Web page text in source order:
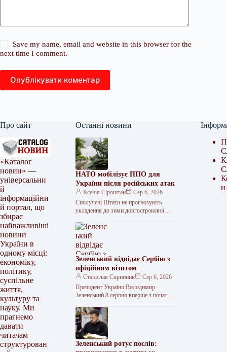
Save my name, email and website in this browser for the
next time I comment.
Опублікувати коментар
Про сайт
«Каталог
новин» —
універсальни
й
інформаційни
й портал, що
збирає
найважливіші
новини
України в
одному місці:
економіку,
політику,
суспільне
життя,
культуру та
науку. Ми
прагнемо
давати
читачам
структурован
Останні новини
НАТО мобілізує ППО для
України після російських атак
Ксенія Сіроштан
Сер 6, 2026
Сполучені Штати не прогнозують
укладення до зими довгострокової
Україні. На цьому тлі НАТО
терміново…
Зеленський відвідає Сербію з
офіційним візитом
Станіслав Скрипник
Сер 6, 2026
Президент України Володимир
Зеленський 8 серпня вперше з початку
вторгнення відвідає Сербію. Для нього
це також перша поїздка…
Зеленський ротує послів:
и